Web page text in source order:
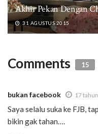
Akhir Pekan Dengan
31 AGUSTUS 2015
Comments 15
bukan facebook 17
Saya selalu suka ke FJB,
bikin gak tahan….